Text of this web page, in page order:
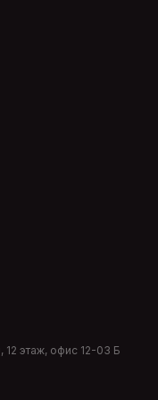
12 этаж, офис 12-03 Б